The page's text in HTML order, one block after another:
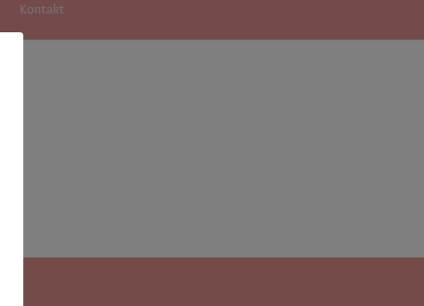
Kontakt